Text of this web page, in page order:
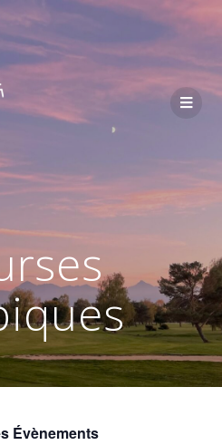
Passer
contenu
Évènements